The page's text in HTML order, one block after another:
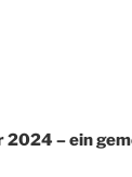
– ein